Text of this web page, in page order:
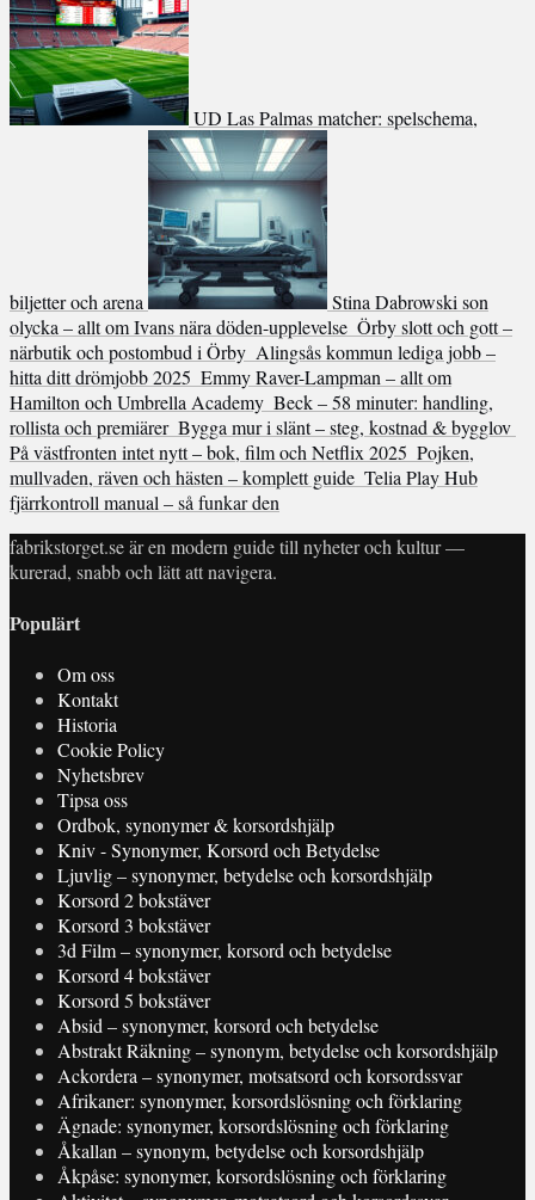
UD Las Palmas matcher: spelschema,
biljetter och arena
Stina Dabrowski son
olycka – allt om Ivans nära döden-upplevelse Örby slott och gott –
närbutik och postombud i Örby Alingsås kommun lediga jobb –
hitta ditt drömjobb 2025 Emmy Raver-Lampman – allt om
Hamilton och Umbrella Academy Beck – 58 minuter: handling,
rollista och premiärer Bygga mur i slänt – steg, kostnad & bygglov
På västfronten intet nytt – bok, film och Netflix 2025 Pojken,
mullvaden, räven och hästen – komplett guide Telia Play Hub
fjärrkontroll manual – så funkar den
fabrikstorget.se är en modern guide till nyheter och kultur —
kurerad, snabb och lätt att navigera.
Populärt
Om oss
Kontakt
Historia
Cookie Policy
Nyhetsbrev
Tipsa oss
Ordbok, synonymer & korsordshjälp
Kniv - Synonymer, Korsord och Betydelse
Ljuvlig – synonymer, betydelse och korsordshjälp
Korsord 2 bokstäver
Korsord 3 bokstäver
3d Film – synonymer, korsord och betydelse
Korsord 4 bokstäver
Korsord 5 bokstäver
Absid – synonymer, korsord och betydelse
Abstrakt Räkning – synonym, betydelse och korsordshjälp
Ackordera – synonymer, motsatsord och korsordssvar
Afrikaner: synonymer, korsordslösning och förklaring
Ägnade: synonymer, korsordslösning och förklaring
Åkallan – synonym, betydelse och korsordshjälp
Åkpåse: synonymer, korsordslösning och förklaring